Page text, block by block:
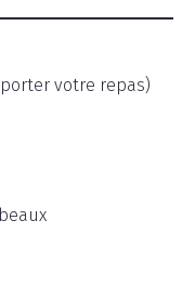
votre repas)